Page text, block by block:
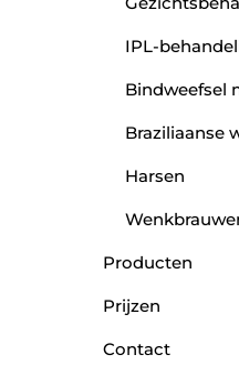
IPL-
Bindweefsel
Braziliaanse
Harsen
Producten
Prijzen
Contact